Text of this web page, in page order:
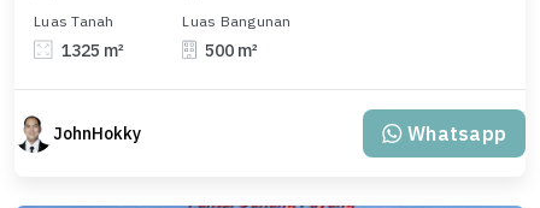
Luas Tanah
1325 m²
Luas Bangunan
500 m²
JohnHokky Whatsapp